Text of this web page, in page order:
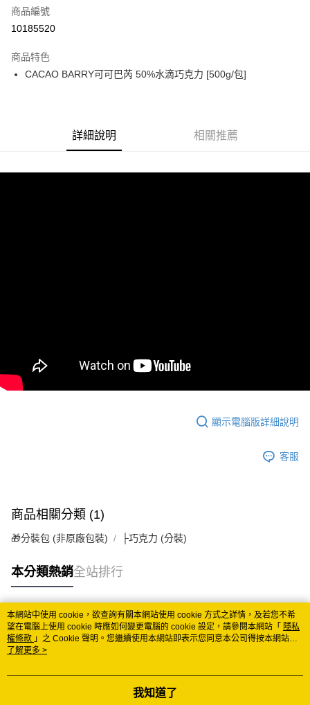
LINE Pay
街口支付
商品編號
10185520
商品特色
CACAO BARRY可可巴芮 50%水滴巧克力 [500g/包]
詳細說明 相關推薦
顯示電腦版詳細說明
客服
商品相關分類 (1)
🎁分裝包 (非原廠包裝) ├巧克力 (分裝)
本分類熱銷全站排行
熱門標籤
本網站中使用 cookie，欲查詢有關本網站使用 cookie 方式之詳情，及若您不希
望在電腦上使用 cookie 時應如何變更電腦的 cookie 設定，請參閱本網站「 隱私
權條款 」之 Cookie 聲明。您繼續使用本網站即表示您同意本公司得按本網站使
用條款之 Cookie 聲明使用 cookie。
了解更多 >
我知道了